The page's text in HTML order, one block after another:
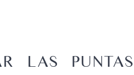
LAS PUNTAS